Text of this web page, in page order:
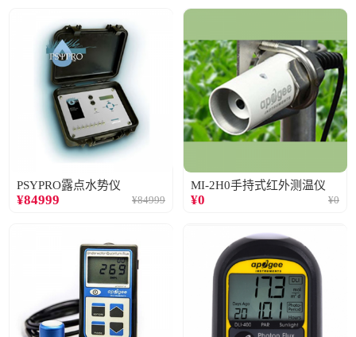
PSYPRO露点水势仪
¥84999 ¥84999
MI-2H0手持式红外测温仪
¥0 ¥0